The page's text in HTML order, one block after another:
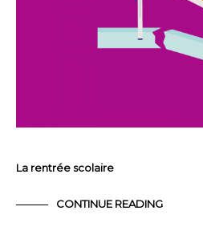
La rentrée scolaire
CONTINUE READING